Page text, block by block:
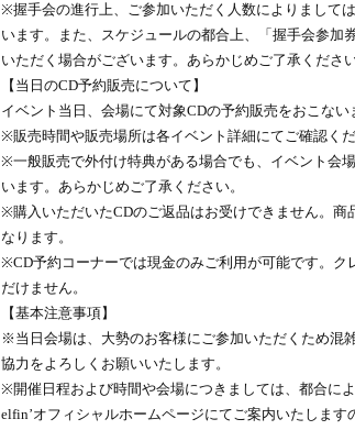
※握手会の進行上、ご参加いただく人数によりまして
います。また、スケジュールの都合上、「握手会参加
いただく場合がございます。あらかじめご了承ください
【当日のCD予約販売について】
イベント当日、会場にて対象CDの予約販売をおこない
※販売時間や販売場所は各イベント詳細にてご確認くだ
※一般販売で外付け特典がある場合でも、イベント会
います。あらかじめご了承ください。
※購入いただいたCDのご返品はお受けできません。
なります。
※CD予約コーナーでは現金のみご利用が可能です。
だけません。
【基本注意事項】
※当日会場は、大勢のお客様にご参加いただくため混
協力をよろしくお願いいたします。
※開催日程および時間や会場につきましては、都合に
elfin’オフィシャルホームページにてご案内いたします